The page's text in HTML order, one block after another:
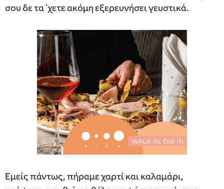
σου δε τα ΄χετε ακόμη εξερευνήσει γευστικά.
Εμείς πάντως, πήραμε χαρτί και καλαμάρι,